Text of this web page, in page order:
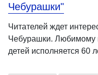
Чебурашки"
Читателей ждет
Чебурашки. Любимому
детей исполняется 60